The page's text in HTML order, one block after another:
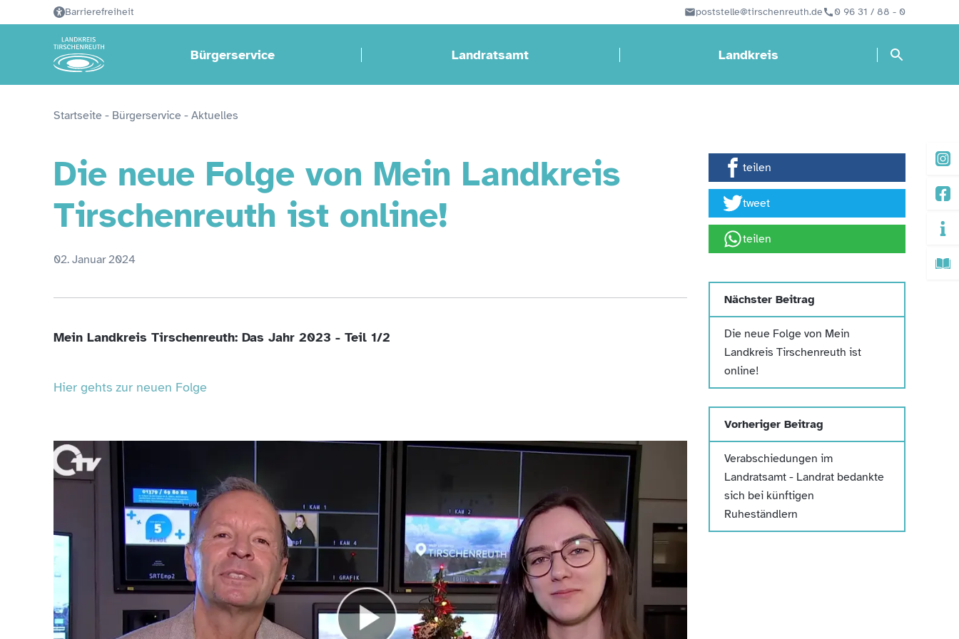
Barrierefreiheit poststelle@tirschenreuth.de 0 96 31 / 88 - 0
Bürgerservice Landratsamt Landkreis
Startseite - Bürgerservice - Aktuelles
Die neue Folge von Mein Landkreis
Tirschenreuth ist online!
02. Januar 2024
Mein Landkreis Tirschenreuth: Das Jahr 2023 - Teil 1/2
Hier gehts zur neuen Folge
teilen
tweet
teilen
Nächster Beitrag
Die neue Folge von Mein
Landkreis Tirschenreuth ist
online!
Vorheriger Beitrag
Verabschiedungen im
Landratsamt - Landrat bedankte
sich bei künftigen
Ruheständlern